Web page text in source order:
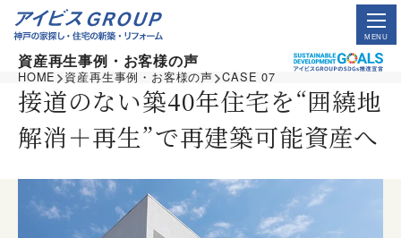
資産再生事例・お客様の声
HOME 資産再生事例・お客様の声 CASE 07
接道のない築40年住宅を“囲繞地
解消＋再生”で再建築可能資産へ